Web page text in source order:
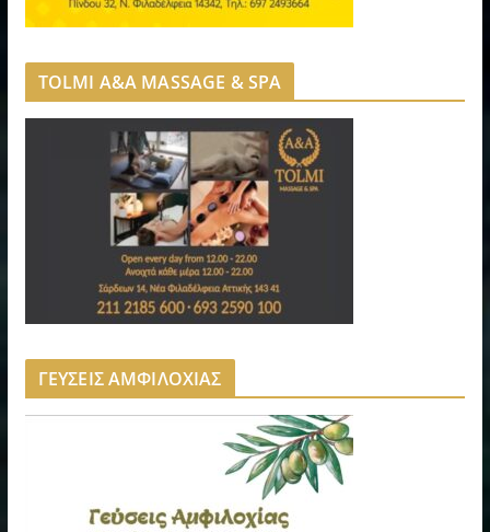
TOLMI A&A MASSAGE & SPA
ΓΕΥΣΕΙΣ ΑΜΦΙΛΟΧΙΑΣ